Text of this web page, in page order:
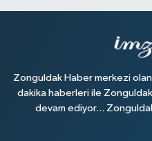
Zonguldak Haber merkezi
dakika haberleri ile
devam ediyor...